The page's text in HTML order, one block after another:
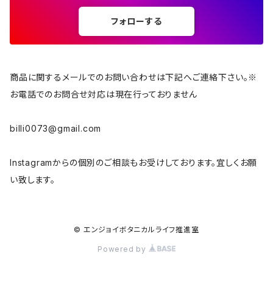
フォローする
商品に関するメールでのお問い合わせは下記へご連絡下さい。※
お電話でのお問合せ対応は現在行っておりません
billi0073@gmail.com
Instagramからの個別のご相談もお受けしております。宜しくお願
い致します。
© エンジョイボタニカルライフ推進室
Powered by